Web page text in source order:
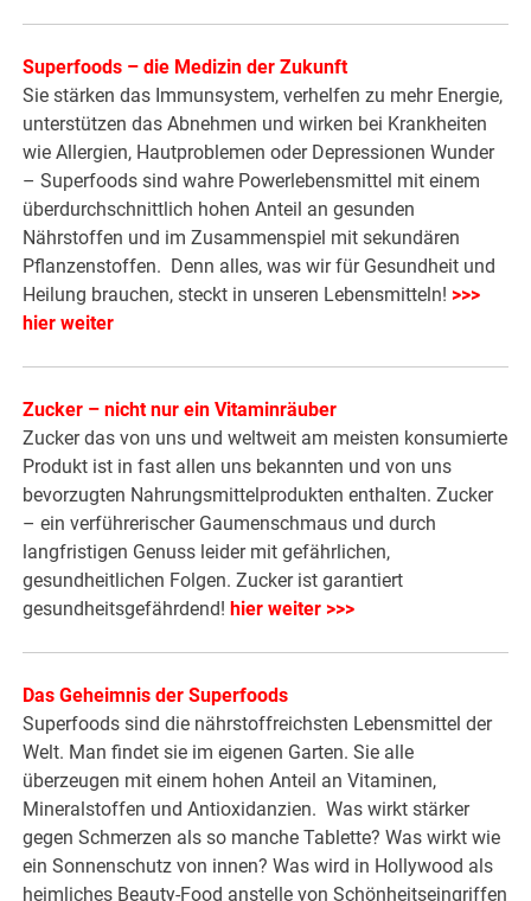
Superfoods – die Medizin der Zukunft
Sie stärken das Immunsystem, verhelfen zu mehr Energie,
unterstützen das Abnehmen und wirken bei Krankheiten
wie Allergien, Hautproblemen oder Depressionen Wunder
– Superfoods sind wahre Powerlebensmittel mit einem
überdurchschnittlich hohen Anteil an gesunden
Nährstoffen und im Zusammenspiel mit sekundären
Pflanzenstoffen. Denn alles, was wir für Gesundheit und
Heilung brauchen, steckt in unseren Lebensmitteln! >>>
hier weiter
Zucker – nicht nur ein Vitaminräuber
Zucker das von uns und weltweit am meisten konsumierte
Produkt ist in fast allen uns bekannten und von uns
bevorzugten Nahrungsmittelprodukten enthalten. Zucker
– ein verführerischer Gaumenschmaus und durch
langfristigen Genuss leider mit gefährlichen,
gesundheitlichen Folgen. Zucker ist garantiert
gesundheitsgefährdend! hier weiter >>>
Das Geheimnis der Superfoods
Superfoods sind die nährstoffreichsten Lebensmittel der
Welt. Man findet sie im eigenen Garten. Sie alle
überzeugen mit einem hohen Anteil an Vitaminen,
Mineralstoffen und Antioxidanzien. Was wirkt stärker
gegen Schmerzen als so manche Tablette? Was wirkt wie
ein Sonnenschutz von innen? Was wird in Hollywood als
heimliches Beauty-Food anstelle von Schönheitseingriffen